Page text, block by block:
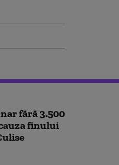
fără 3.500
finului